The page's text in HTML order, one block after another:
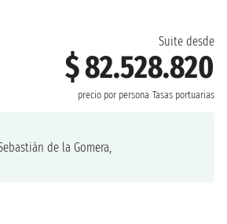
Suite desde
$ 82.528.820
precio por persona Tasas portuarias
de la Gomera,